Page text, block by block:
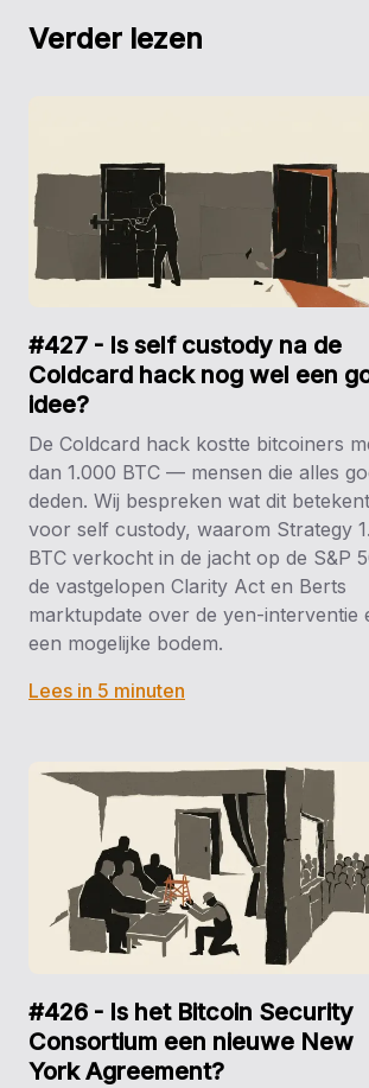
Verder lezen
#427 - Is self custody na de
Coldcard hack nog wel een
idee?
De Coldcard hack kostte bitcoiners
dan 1.000 BTC — mensen die alles
deden. Wij bespreken wat dit betekent
voor self custody, waarom Strategy
BTC verkocht in de jacht op de S&P
de vastgelopen Clarity Act en Berts
marktupdate over de yen-interventie
een mogelijke bodem.
Lees in 5 minuten
#426 - Is het Bitcoin Security
Consortium een nieuwe New
York Agreement?